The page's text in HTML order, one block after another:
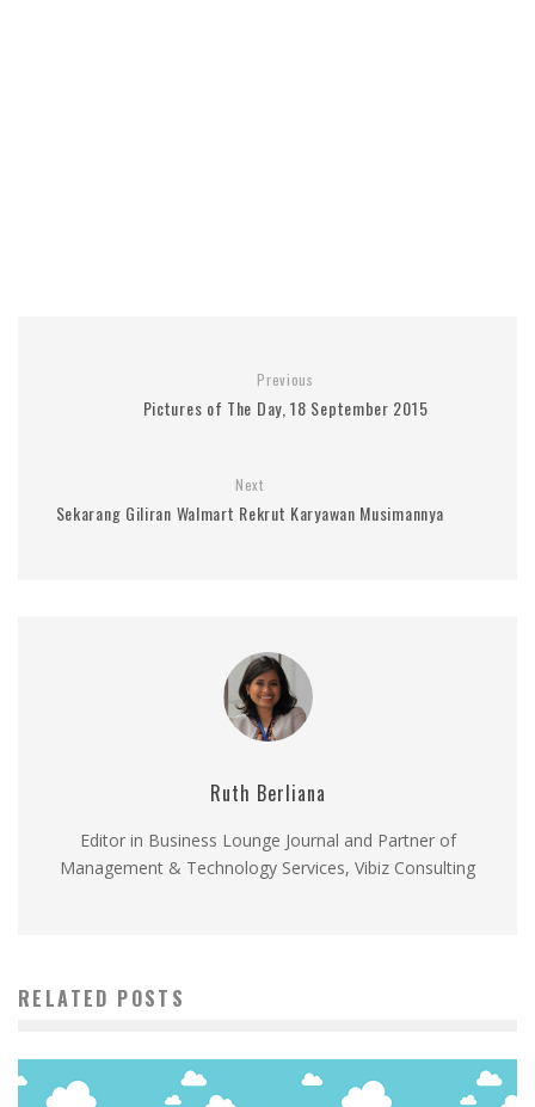
Previous
Pictures of The Day, 18 September 2015
Next
Sekarang Giliran Walmart Rekrut Karyawan Musimannya
Ruth Berliana
Editor in Business Lounge Journal and Partner of
Management & Technology Services, Vibiz Consulting
RELATED POSTS